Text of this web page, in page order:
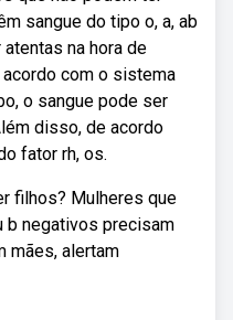
sangue do tipo o, a, ab
na hora de
com o sistema
o sangue pode ser
disso, de acordo
fator rh, os.
filhos? Mulheres que
b negativos precisam
mães, alertam